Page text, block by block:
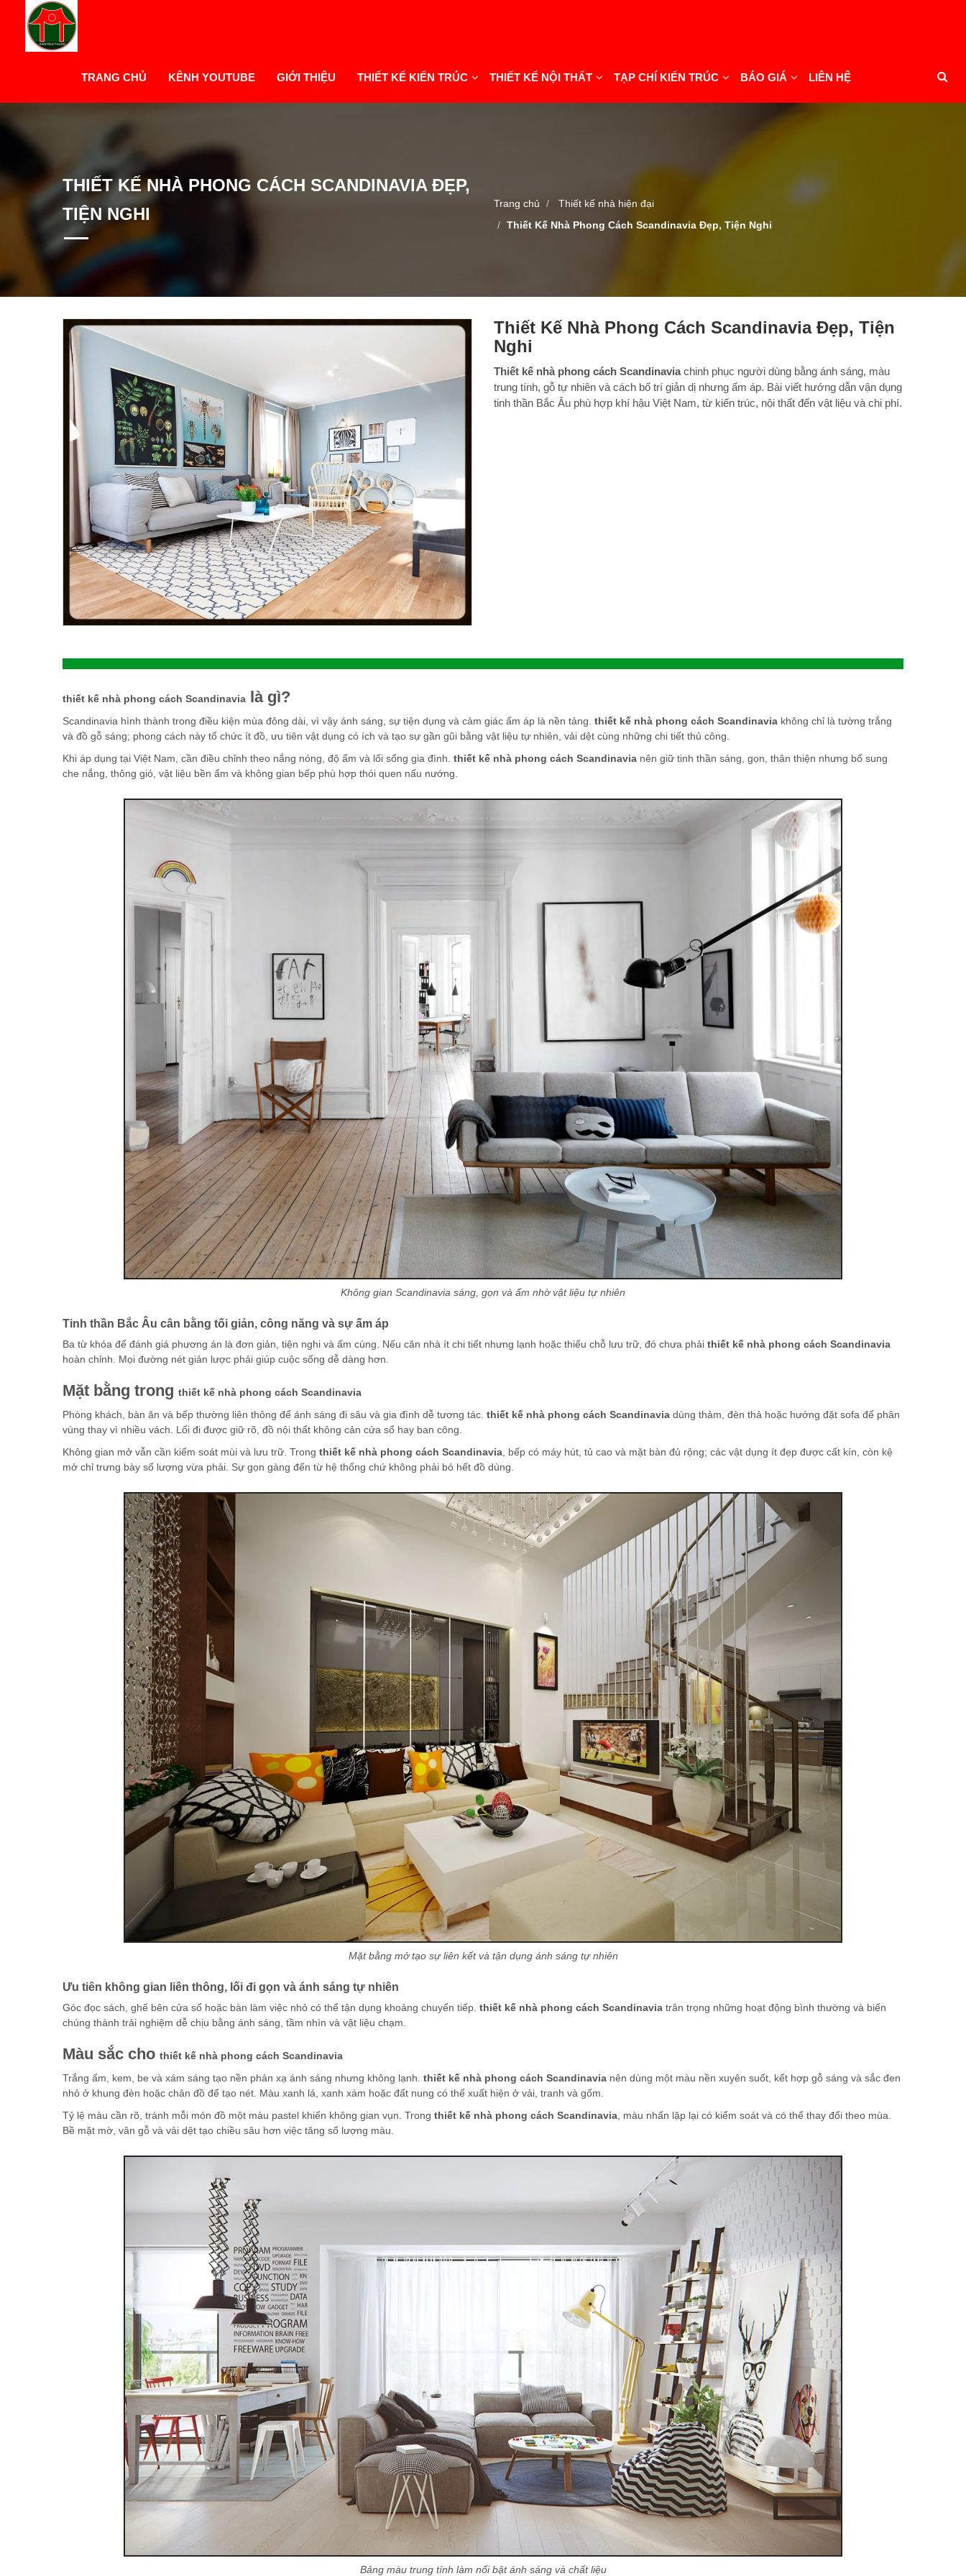
TRANG CHỦ KÊNH YOUTUBE GIỚI THIỆU THIẾT KẾ KIẾN TRÚC THIẾT KẾ NỘI THẤT TẠP CHÍ KIẾN TRÚC BÁO GIÁ LIÊN HỆ
THIẾT KẾ NHÀ PHONG CÁCH SCANDINAVIA ĐẸP,
TIỆN NGHI
Trang chủ
Thiết kế nhà hiện đại
Thiết Kế Nhà Phong Cách Scandinavia Đẹp, Tiện Nghi
Thiết Kế Nhà Phong Cách Scandinavia Đẹp, Tiện
Nghi
Thiết kế nhà phong cách Scandinaviachinh phục người dùng bằng ánh sáng, màu
trung tính, gỗ tự nhiên và cách bố trí giản dị nhưng ấm áp. Bài viết hướng dẫn vận dụng
tinh thần Bắc Âu phù hợp khí hậu Việt Nam, từ kiến trúc, nội thất đến vật liệu và chi phí.
thiết kế nhà phong cách Scandinavia là gì?
Scandinavia hình thành trong điều kiện mùa đông dài, vì vậy ánh sáng, sự tiện dụng và cảm giác ấm áp là nền tảng. thiết kế nhà phong cách Scandinavia không chỉ là tường trắng
và đồ gỗ sáng; phong cách này tổ chức ít đồ, ưu tiên vật dụng có ích và tạo sự gần gũi bằng vật liệu tự nhiên, vải dệt cùng những chi tiết thủ công.
Khi áp dụng tại Việt Nam, cần điều chỉnh theo nắng nóng, độ ẩm và lối sống gia đình. thiết kế nhà phong cách Scandinavia nên giữ tinh thần sáng, gọn, thân thiện nhưng bổ sung
che nắng, thông gió, vật liệu bền ẩm và không gian bếp phù hợp thói quen nấu nướng.
Không gian Scandinavia sáng, gọn và ấm nhờ vật liệu tự nhiên
Tinh thần Bắc Âu cân bằng tối giản, công năng và sự ấm áp
Ba từ khóa để đánh giá phương án là đơn giản, tiện nghi và ấm cúng. Nếu căn nhà ít chi tiết nhưng lạnh hoặc thiếu chỗ lưu trữ, đó chưa phải thiết kế nhà phong cách Scandinavia
hoàn chỉnh. Mọi đường nét giản lược phải giúp cuộc sống dễ dàng hơn.
Mặt bằng trong thiết kế nhà phong cách Scandinavia
Phòng khách, bàn ăn và bếp thường liên thông để ánh sáng đi sâu và gia đình dễ tương tác. thiết kế nhà phong cách Scandinavia dùng thảm, đèn thả hoặc hướng đặt sofa để phân
vùng thay vì nhiều vách. Lối đi được giữ rõ, đồ nội thất không cản cửa sổ hay ban công.
Không gian mở vẫn cần kiểm soát mùi và lưu trữ. Trong thiết kế nhà phong cách Scandinavia , bếp có máy hút, tủ cao và mặt bàn đủ rộng; các vật dụng ít đẹp được cất kín, còn kệ
mở chỉ trưng bày số lượng vừa phải. Sự gọn gàng đến từ hệ thống chứ không phải bỏ hết đồ dùng.
Mặt bằng mở tạo sự liên kết và tận dụng ánh sáng tự nhiên
Ưu tiên không gian liên thông, lối đi gọn và ánh sáng tự nhiên
Góc đọc sách, ghế bên cửa sổ hoặc bàn làm việc nhỏ có thể tận dụng khoảng chuyển tiếp. thiết kế nhà phong cách Scandinavia trân trọng những hoạt động bình thường và biến
chúng thành trải nghiệm dễ chịu bằng ánh sáng, tầm nhìn và vật liệu chạm.
Màu sắc cho thiết kế nhà phong cách Scandinavia
Trắng ấm, kem, be và xám sáng tạo nền phản xạ ánh sáng nhưng không lạnh. thiết kế nhà phong cách Scandinavia nên dùng một màu nền xuyên suốt, kết hợp gỗ sáng và sắc đen
nhỏ ở khung đèn hoặc chân đồ để tạo nét. Màu xanh lá, xanh xám hoặc đất nung có thể xuất hiện ở vải, tranh và gốm.
Tỷ lệ màu cần rõ, tránh mỗi món đồ một màu pastel khiến không gian vụn. Trong thiết kế nhà phong cách Scandinavia , màu nhấn lặp lại có kiểm soát và có thể thay đổi theo mùa.
Bề mặt mờ, vân gỗ và vải dệt tạo chiều sâu hơn việc tăng số lượng màu.
Bảng màu trung tính làm nổi bật ánh sáng và chất liệu